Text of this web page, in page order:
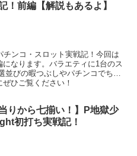
！前編【解説もあるよ】
ンコ・スロット実戦記！今回は
になります。バラエティに1台のス
びの暇つぶしやパチンコでちょ
ひご覧ください！
当りから七揃い！】P地獄少
初打ち実戦記！